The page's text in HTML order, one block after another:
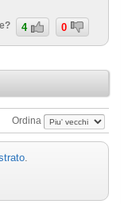
4 0
Ordina
.